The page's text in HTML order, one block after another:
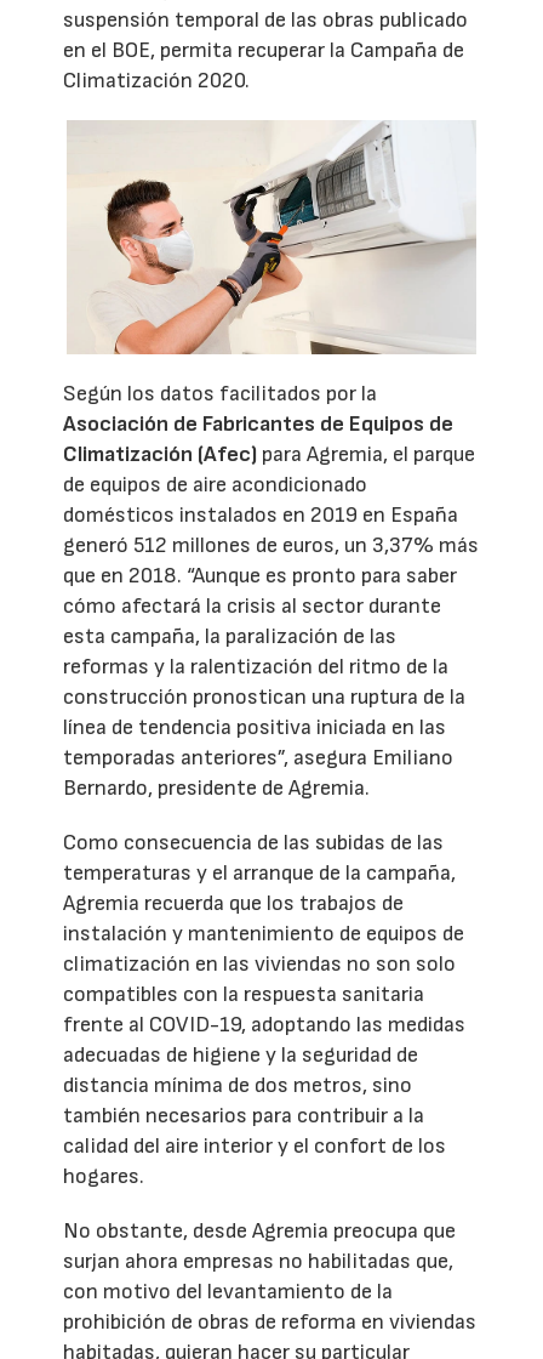
suspensión temporal de las obras publicado
en el BOE, permita recuperar la Campaña de
Climatización 2020.
Según los datos facilitados por la
Asociación de Fabricantes de Equipos de
Climatización (Afec) para Agremia, el parque
de equipos de aire acondicionado
domésticos instalados en 2019 en España
generó 512 millones de euros, un 3,37% más
que en 2018. “Aunque es pronto para saber
cómo afectará la crisis al sector durante
esta campaña, la paralización de las
reformas y la ralentización del ritmo de la
construcción pronostican una ruptura de la
línea de tendencia positiva iniciada en las
temporadas anteriores”, asegura Emiliano
Bernardo, presidente de Agremia.
Como consecuencia de las subidas de las
temperaturas y el arranque de la campaña,
Agremia recuerda que los trabajos de
instalación y mantenimiento de equipos de
climatización en las viviendas no son solo
compatibles con la respuesta sanitaria
frente al COVID-19, adoptando las medidas
adecuadas de higiene y la seguridad de
distancia mínima de dos metros, sino
también necesarios para contribuir a la
calidad del aire interior y el confort de los
hogares.
No obstante, desde Agremia preocupa que
surjan ahora empresas no habilitadas que,
con motivo del levantamiento de la
prohibición de obras de reforma en viviendas
habitadas, quieran hacer su particular